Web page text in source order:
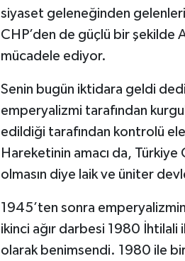
siyaset geleneğinden
CHP’den de güçlü bir şekilde
mücadele ediyor.
Senin bugün iktidara geldi
emperyalizmi tarafından
edildiği tarafından kontrolü
Hareketinin amacı da,
olmasın diye laik ve üniter
1945’ten sonra
ikinci ağır darbesi 1980
olarak benimsendi. 1980 ile